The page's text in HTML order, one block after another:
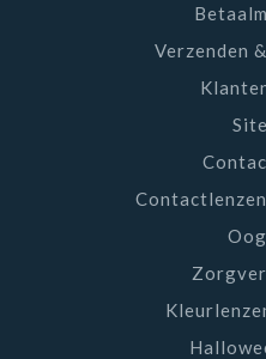
Verzenden